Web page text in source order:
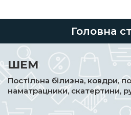
Головна
ШЕМ
Постільна білизна, ковдри,
наматрацники, скатертини,